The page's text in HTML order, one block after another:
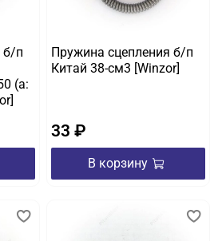
б/п
(а:
Пружина сцепления б/п
Китай 38-см3 [Winzor]
33 ₽
В корзину